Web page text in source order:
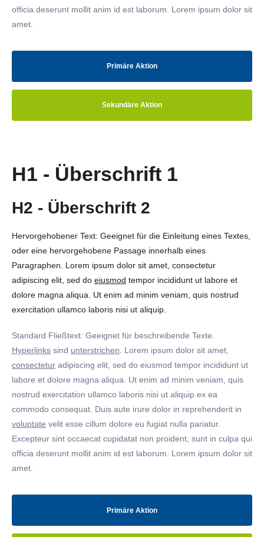
officia deserunt mollit anim id est laborum. Lorem ipsum dolor sit
amet.
Primäre Aktion
Sekundäre Aktion
H1 - Überschrift 1
H2 - Überschrift 2
Hervorgehobener Text: Geeignet für die Einleitung eines Textes,
oder eine hervorgehobene Passage innerhalb eines
Paragraphen. Lorem ipsum dolor sit amet, consectetur
adipiscing elit, sed do eiusmod tempor incididunt ut labore et
dolore magna aliqua. Ut enim ad minim veniam, quis nostrud
exercitation ullamco laboris nisi ut aliquip.
Standard Fließtext: Geeignet für beschreibende Texte.
Hyperlinks sind unterstrichen . Lorem ipsum dolor sit amet,
consectetur adipiscing elit, sed do eiusmod tempor incididunt ut
labore et dolore magna aliqua. Ut enim ad minim veniam, quis
nostrud exercitation ullamco laboris nisi ut aliquip ex ea
commodo consequat. Duis aute irure dolor in reprehenderit in
voluptate velit esse cillum dolore eu fugiat nulla pariatur.
Excepteur sint occaecat cupidatat non proident, sunt in culpa qui
officia deserunt mollit anim id est laborum. Lorem ipsum dolor sit
amet.
Primäre Aktion